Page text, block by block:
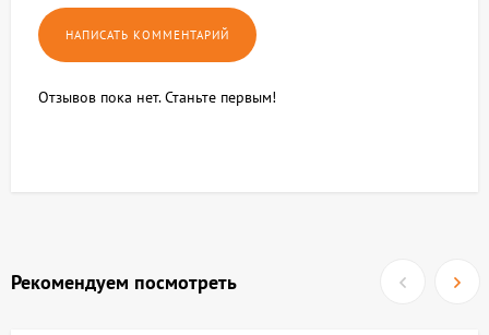
Отзывов пока нет. Станьте первым!
Рекомендуем посмотреть